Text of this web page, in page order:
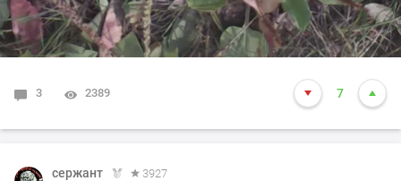
3 2389 7
сержант
3927